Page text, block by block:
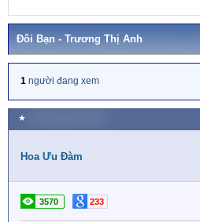
Đôi Bạn - Trương Thị Anh
1 người đang xem
★
Hoa Ưu Đàm
3570 233